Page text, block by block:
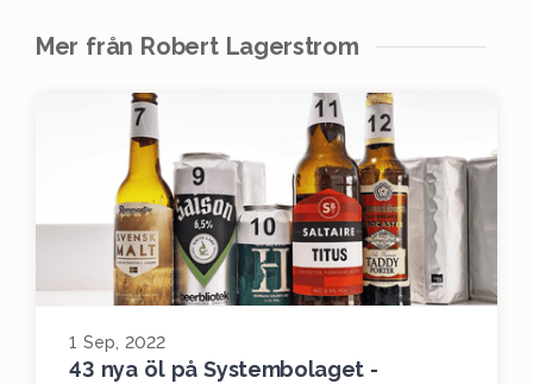
Mer från Robert Lagerstrom
1 Sep, 2022
43 nya öl på Systembolaget -